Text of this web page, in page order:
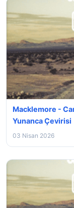
Macklemore -
Yunanca Çevirisi
03 Nisan 2026